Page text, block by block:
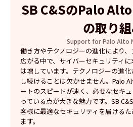
SB C&SのPalo
の取り
Support for Palo Alto
働き方やテクノロジーの進化により
広がる中で、サイバーセキュリティ
は増しています。テクノロジーの進
し続けることは欠かせません。Palo
ートのスピードが速く、必要なセキ
っている点が大きな魅力です。SB
客様に最適なセキュリティを届ける
ます。